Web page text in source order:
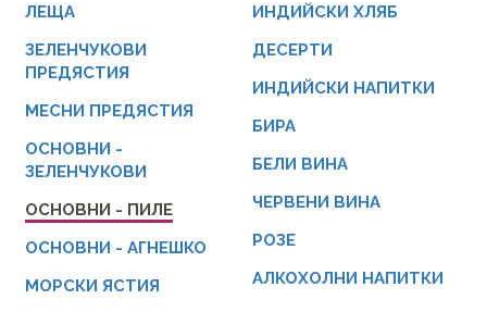
ЛЕЩА
ЗЕЛЕНЧУКОВИ
ПРЕДЯСТИЯ
МЕСНИ ПРЕДЯСТИЯ
ОСНОВНИ -
ЗЕЛЕНЧУКОВИ
ОСНОВНИ - ПИЛЕ
ОСНОВНИ - АГНЕШКО
МОРСКИ ЯСТИЯ
ИНДИЙСКИ ХЛЯБ
ДЕСЕРТИ
ИНДИЙСКИ НАПИТКИ
БИРА
БЕЛИ ВИНА
ЧЕРВЕНИ ВИНА
РОЗЕ
АЛКОХОЛНИ НАПИТКИ